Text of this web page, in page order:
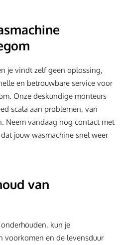
je vindt zelf geen oplossing,
en betrouwbare service voor
Onze deskundige monteurs
scala aan problemen, van
Neem vandaag nog contact met
jouw wasmachine snel weer
van
kun je
voorkomen en de levensduur